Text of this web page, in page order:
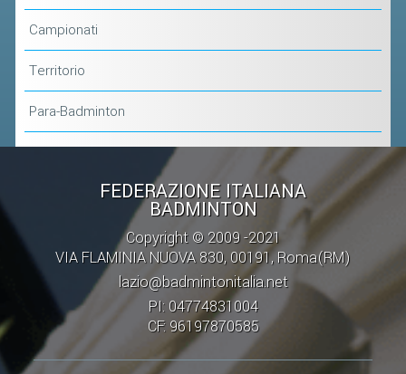
Campionati
Territorio
Para-Badminton
FEDERAZIONE ITALIANA
BADMINTON
Copyright © 2009 -2021
VIA FLAMINIA NUOVA 830, 00191, Roma(RM)
lazio@badmintonitalia.net
PI: 04774831004
CF: 96197870585